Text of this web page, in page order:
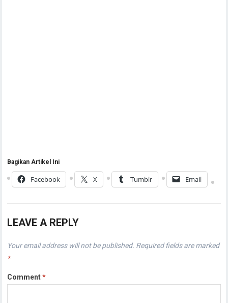
Bagikan Artikel Ini
Facebook X Tumblr Email
LEAVE A REPLY
Your email address will not be published. Required fields are marked
*
Comment*